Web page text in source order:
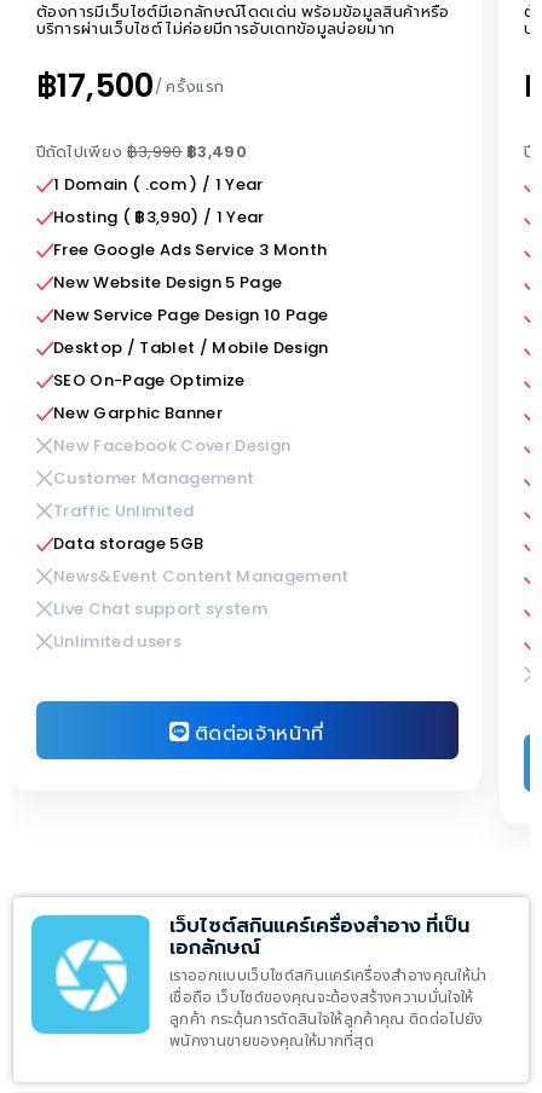
ต้องการมีเว็บไซต์มีเอกลักษณ์โดดเด่น พร้อมข้อมูลสินค้าหรือ
บริการผ่านเว็บไซต์ ไม่ค่อยมีการอับเดทข้อมูลบ่อยมาก
฿17,500/ครั้งแรก
ปีถัดไปเพียง฿3,990 ฿3,490
1 Domain ( .com ) / 1 Year
Hosting ( ฿3,990) / 1 Year
Free Google Ads Service 3 Month
New Website Design 5 Page
New Service Page Design 10 Page
Desktop / Tablet / Mobile Design
SEO On-Page Optimize
New Garphic Banner
New Facebook Cover Design
Customer Management
Traffic Unlimited
Data storage 5GB
News&Event Content Management
Live Chat support system
Unlimited users
ติดต่อเจ้าหน้าที่
ต้
บ
ปี
เว็บไซต์สกินแคร์เครื่องสำอาง ที่เป็น
เอกลักษณ์
เราออกแบบเว็บไซต์สกินแคร์เครื่องสำอางคุณให้น่า
เชื่อถือ เว็บไซต์ของคุณจะต้องสร้างความมั่นใจให้
ลูกค้า กระตุ้นการตัดสินใจให้ลูกค้าคุณ ติดต่อไปยัง
พนักงานขายของคุณให้มากที่สุด